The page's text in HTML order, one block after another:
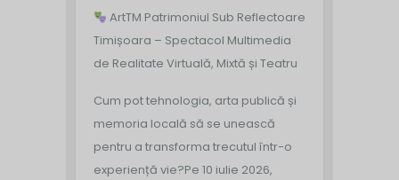
ArtTM Patrimoniul Sub Reflectoare
Timișoara – Spectacol Multimedia
de Realitate Virtuală, Mixtă și Teatru
Cum pot tehnologia, arta publică și
memoria locală să se unească
pentru a transforma trecutul într-o
experiență vie?Pe 10 iulie 2026,